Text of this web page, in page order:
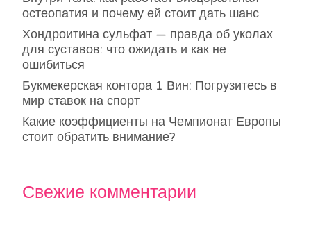
остеопатия и почему ей стоит дать шанс
Хондроитина сульфат — правда об уколах
для суставов: что ожидать и как не
ошибиться
Букмекерская контора 1 Вин: Погрузитесь в
мир ставок на спорт
Какие коэффициенты на Чемпионат Европы
стоит обратить внимание?
Свежие комментарии